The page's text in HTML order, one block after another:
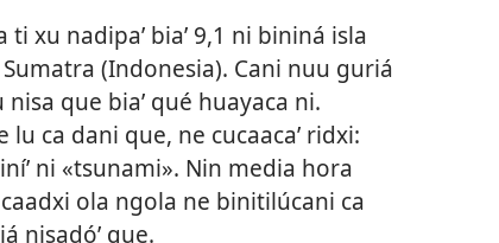
xu nadipaʼ biaʼ 9,1 ni bininá isla
(Indonesia). Cani nuu guriá
nisa que biaʼ qué huayaca ni.
lu ca dani que, ne cucaacaʼ ridxi:
ni «tsunami». Nin media hora
caadxi ola ngola ne binitilúcani ca
nisadóʼ que.